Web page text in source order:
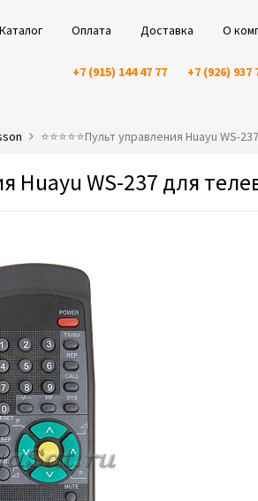
Оплата Доставка О
+7 (915) 144 47 77 +7 (926) 937
⭐️⭐️⭐️⭐️⭐️Пульт управления Huayu WS-
Huayu WS-237 для